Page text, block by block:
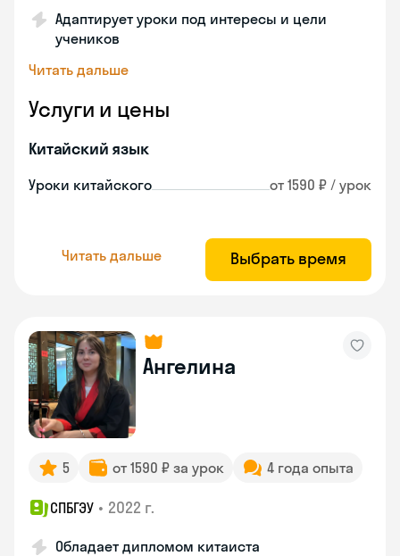
Адаптирует уроки под интересы и цели
учеников
Читать дальше
Услуги и цены
Китайский язык
Уроки китайского от 1590 ₽ / урок
Читать дальше Выбрать время
Ангелина
5 от 1590 ₽ за урок 4 года опыта
СПБГЭУ • 2022 г.
Обладает дипломом китаиста